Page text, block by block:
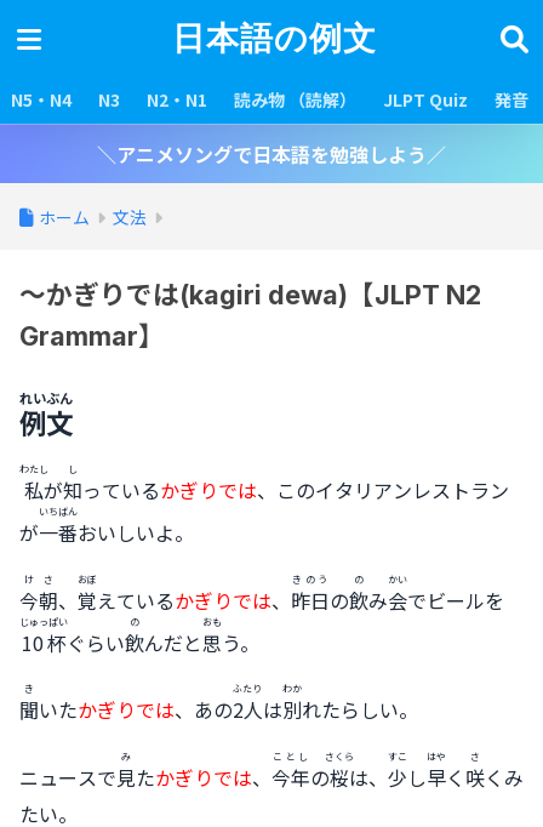
日本語の例文
N5・N4 N3 N2・N1 読み物 （読解） JLPT Quiz 発音
＼アニメソングで日本語を勉強しよう／
ホーム 文法
～かぎりでは(kagiri dewa)【JLPT N2
Grammar】
例文
れいぶん
私
わたし
が知
し
っているかぎりでは、このイタリアンレストラン
が一番
いちばん
おいしいよ。
今朝
けさ
、 覚
おぼ
えているかぎりでは、 昨日
きのう
の飲
の
み会
かい
でビールを
10杯
じゅっぱい
ぐらい飲
の
んだと思
おも
う。
聞
き
いたかぎりでは、あの2人
ふたり
は別
わか
れたらしい。
ニュースで見
み
たかぎりでは、 今年
ことし
の桜
さくら
は、 少
すこ
し早
はや
く 咲
さ
くみ
たい。